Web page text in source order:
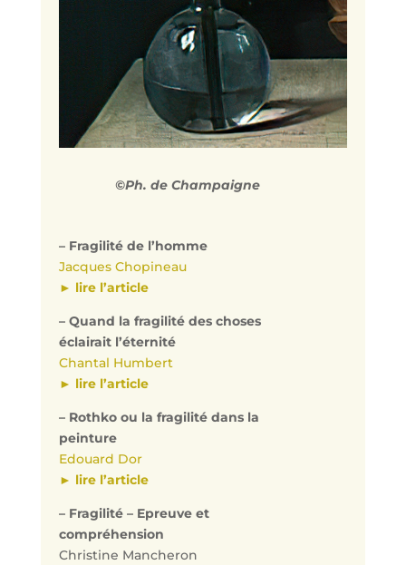
©Ph. de Champaigne
– Fragilité de l’homme
Jacques Chopineau
► lire l’article
– Quand la fragilité des choses
éclairait l’éternité
Chantal Humbert
► lire l’article
– Rothko ou la fragilité dans la
peinture
Edouard Dor
► lire l’article
– Fragilité – Epreuve et
compréhension
Christine Mancheron